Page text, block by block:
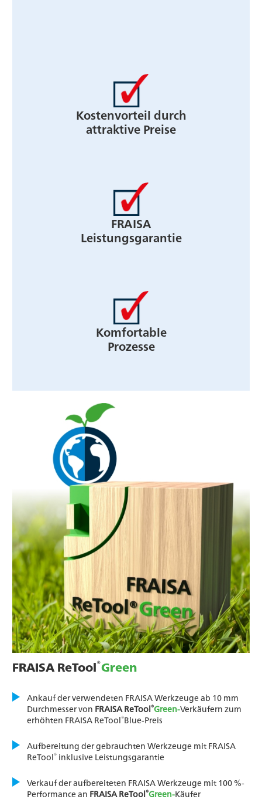
Kostenvorteil durch
attraktive Preise
FRAISA
Leistungsgarantie
Komfortable
Prozesse
FRAISA ReTool®Green
Ankauf der verwendeten FRAISA Werkzeuge ab 10 mm
Durchmesser von FRAISA ReTool®Green-Verkäufern zum
erhöhten FRAISA ReTool®Blue-Preis
Aufbereitung der gebrauchten Werkzeuge mit FRAISA
ReTool® inklusive Leistungsgarantie
Verkauf der aufbereiteten FRAISA Werkzeuge mit 100 %-
Performance an FRAISA ReTool®Green-Käufer